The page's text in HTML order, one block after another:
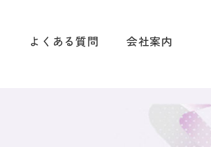
よくある質問
会社案内